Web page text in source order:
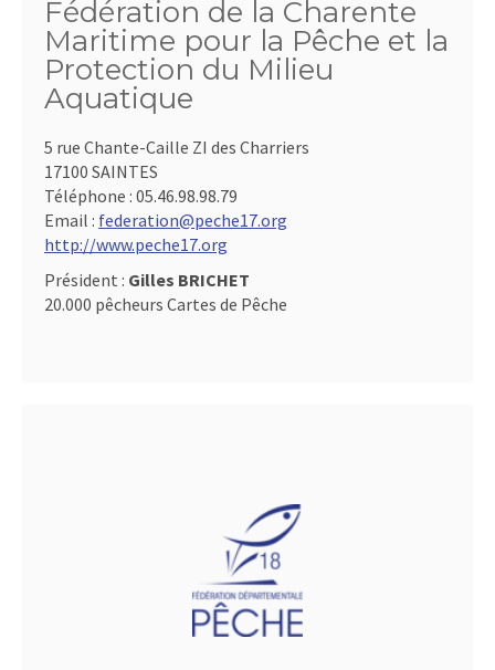
Fédération de la Charente
Maritime pour la Pêche et la
Protection du Milieu
Aquatique
5 rue Chante-Caille ZI des Charriers
17100 SAINTES
Téléphone : 05.46.98.98.79
Email : federation@peche17.org
http://www.peche17.org
Président : Gilles BRICHET
20.000 pêcheurs Cartes de Pêche